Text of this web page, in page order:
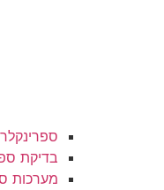
בדיקת
מערכות